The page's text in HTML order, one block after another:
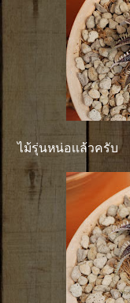
ไม้รุ่นหน่อเเล้วครับ